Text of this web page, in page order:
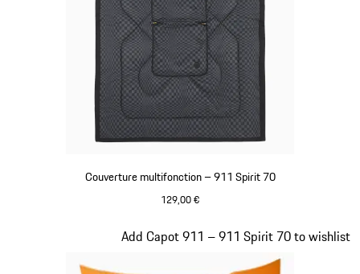
Couverture multifonction – 911 Spirit 70
129,00 €
Add Capot 911 – 911 Spirit 70 to wishlist
Diapositive 19 sur 20